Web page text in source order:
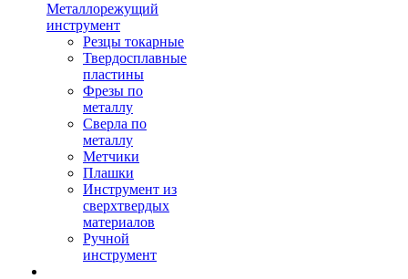
Металлорежущий
инструмент
Резцы токарные
Твердосплавные
пластины
Фрезы по
металлу
Сверла по
металлу
Метчики
Плашки
Инструмент из
сверхтвердых
материалов
Ручной
инструмент